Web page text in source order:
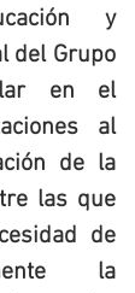
y
del Grupo
en el
al
de la
las que
de
la